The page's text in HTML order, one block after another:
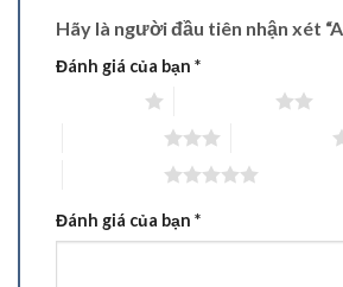
Hãy là người đầu tiên nhận xét
Đánh giá của bạn *
Đánh giá của bạn *